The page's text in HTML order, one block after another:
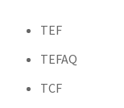
TEF
TEFAQ
TCF